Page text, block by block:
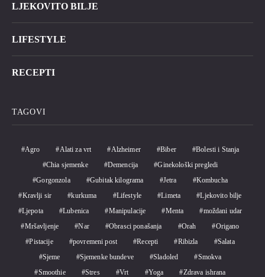
LJEKOVITO BILJE
LIFESTYLE
RECEPTI
TAGOVI
Agro Alati za vrt Alzheimer Biber
Bolesti i Stanja
Chia sjemenke
Demencija
Ginekološki pregledi
Gorgonzola
Gubitak kilograma Jetra
Kombucha
Kravlji sir
kurkuma Lifestyle Limeta
Ljekovito bilje
Ljepota
Lubenica Manipulacije Menta
moždani udar
Mršavljenje
Nar Obrasci ponašanja Orah
Origano
Pistacije
povremeni post Recepti Ribizla
Salata
Sjeme
Sjemenke bundeve Sladoled
Smokva
Smoothie
Stres Vrt Yoga
Zdrava ishrana